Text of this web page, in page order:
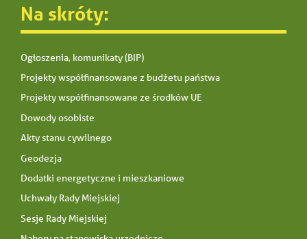
Na skróty:
Ogłoszenia, komunikaty (BIP)
Projekty współfinansowane z budżetu państwa
Projekty współfinansowane ze środków UE
Dowody osobiste
Akty stanu cywilnego
Geodezja
Dodatki energetyczne i mieszkaniowe
Uchwały Rady Miejskiej
Sesje Rady Miejskiej